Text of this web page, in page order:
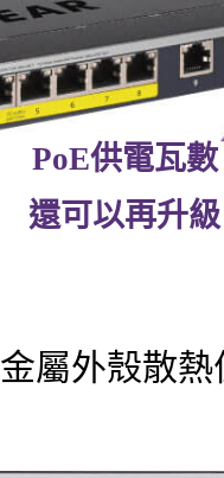
PoE供電瓦數
還可以再升級
金屬外殼散熱